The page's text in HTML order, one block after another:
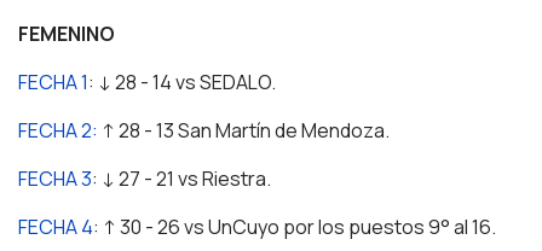
FEMENINO
FECHA 1: ↓ 28 - 14 vs SEDALO.
FECHA 2: ↑ 28 - 13 San Martín de Mendoza.
FECHA 3: ↓ 27 - 21 vs Riestra.
FECHA 4: ↑ 30 - 26 vs UnCuyo por los puestos 9° al 16.